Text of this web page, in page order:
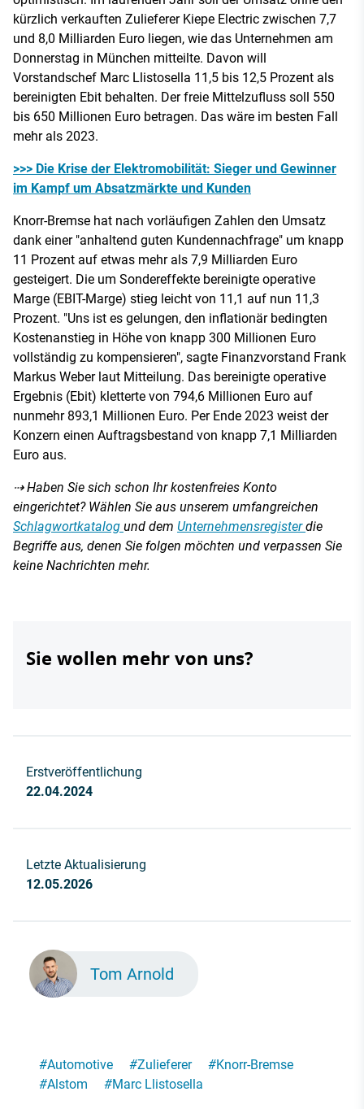
kürzlich verkauften Zulieferer Kiepe Electric zwischen 7,7
und 8,0 Milliarden Euro liegen, wie das Unternehmen am
Donnerstag in München mitteilte. Davon will
Vorstandschef Marc Llistosella 11,5 bis 12,5 Prozent als
bereinigten Ebit behalten. Der freie Mittelzufluss soll 550
bis 650 Millionen Euro betragen. Das wäre im besten Fall
mehr als 2023.
>>> Die Krise der Elektromobilität: Sieger und Gewinner
im Kampf um Absatzmärkte und Kunden
Knorr-Bremse hat nach vorläufigen Zahlen den Umsatz
dank einer "anhaltend guten Kundennachfrage" um knapp
11 Prozent auf etwas mehr als 7,9 Milliarden Euro
gesteigert. Die um Sondereffekte bereinigte operative
Marge (EBIT-Marge) stieg leicht von 11,1 auf nun 11,3
Prozent. "Uns ist es gelungen, den inflationär bedingten
Kostenanstieg in Höhe von knapp 300 Millionen Euro
vollständig zu kompensieren", sagte Finanzvorstand Frank
Markus Weber laut Mitteilung. Das bereinigte operative
Ergebnis (Ebit) kletterte von 794,6 Millionen Euro auf
nunmehr 893,1 Millionen Euro. Per Ende 2023 weist der
Konzern einen Auftragsbestand von knapp 7,1 Milliarden
Euro aus.
⇢ Haben Sie sich schon Ihr kostenfreies Konto
eingerichtet? Wählen Sie aus unserem umfangreichen
Schlagwortkatalog und dem Unternehmensregisterdie
Begriffe aus, denen Sie folgen möchten und verpassen Sie
keine Nachrichten mehr.
Sie wollen mehr von uns?
Erstveröffentlichung
22.04.2024
Letzte Aktualisierung
12.05.2026
Tom Arnold
#Automotive #Zulieferer #Knorr-Bremse
#Alstom #Marc Llistosella